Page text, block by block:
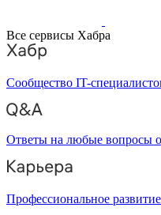
Все сервисы Хабра
Сообщество IT-
Ответы на любые вопросы
Профессиональное